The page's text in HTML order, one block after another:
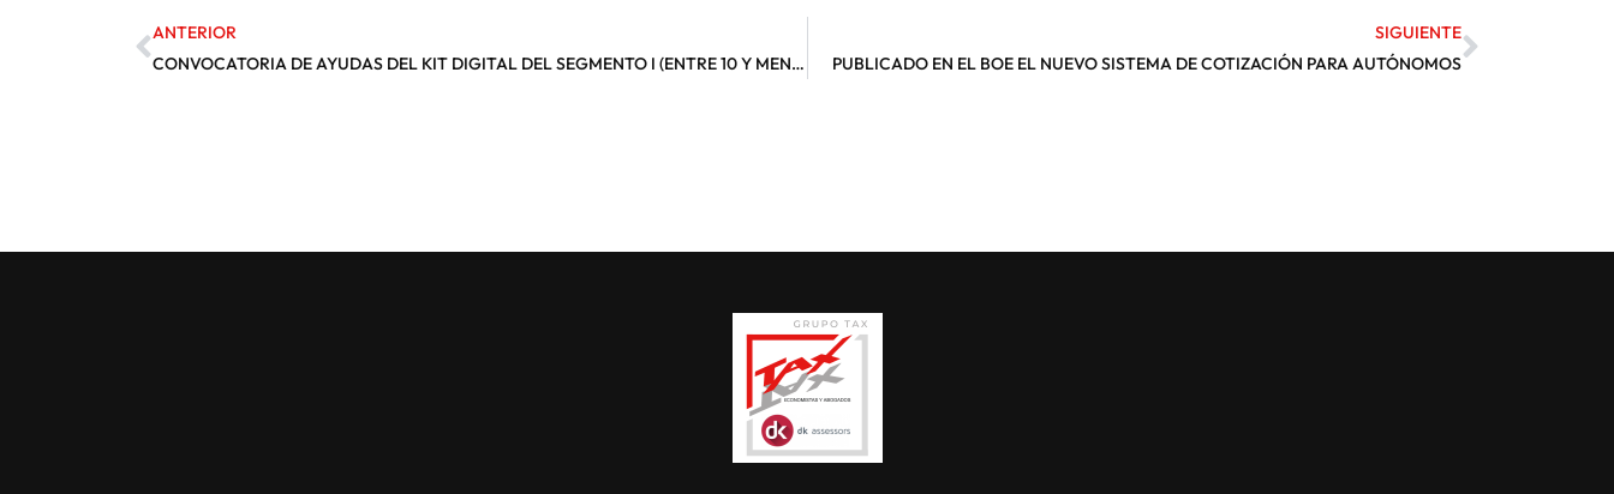
ANTERIOR
CONVOCATORIA DE AYUDAS DEL KIT DIGITAL DEL SEGMENTO I (ENTRE 10 Y MENOS DE 50 EMPLEADOS), SE PODRÁN SOLICITAR A PARTIR DEL 15 DE MARZO
SIGUIENTE
PUBLICADO EN EL BOE EL NUEVO SISTEMA DE COTIZACIÓN PARA AUTÓNOMOS